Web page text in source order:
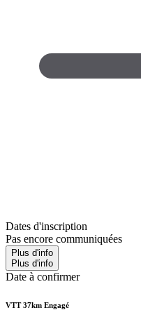
Dates d'inscription
Pas encore communiquées
Plus d'info
Plus d'info
Date à confirmer
VTT 37km Engagé